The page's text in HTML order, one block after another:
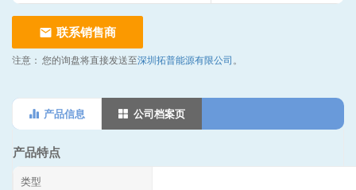
联系销售商
注意： 您的询盘将直接发送至深圳拓普能源有限公司 。
产品信息 公司档案页
产品特点
类型